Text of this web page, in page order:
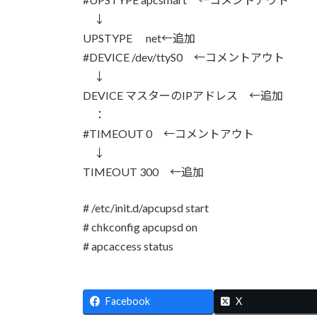
↓
UPSTYPE net←追加
#DEVICE /dev/ttyS0 ←コメントアウト
↓
DEVICE マスターのIPアドレス ←追加
：
#TIMEOUT 0 ←コメントアウト
↓
TIMEOUT 300 ←追加
# /etc/init.d/apcupsd start
# chkconfig apcupsd on
# apcaccess status
Facebook X